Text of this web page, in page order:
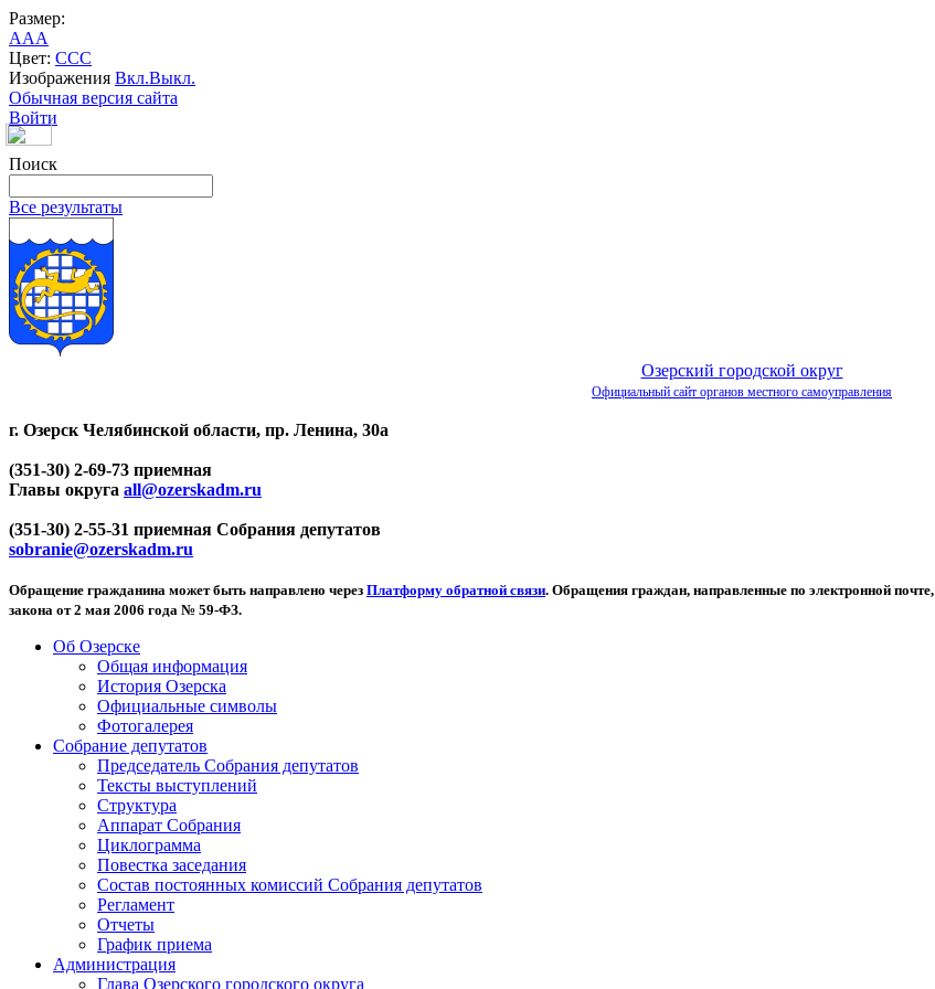
Размер:
AAA
Цвет: CCC
Изображения Вкл.Выкл.
Обычная версия сайта
Войти
Поиск
Все результаты
Озерский городской округ
Официальный сайт органов местного самоуправления
г. Озерск Челябинской области, пр. Ленина, 30а
(351-30) 2-69-73 приемная
Главы округа all@ozerskadm.ru
(351-30) 2-55-31 приемная Собрания депутатов
sobranie@ozerskadm.ru
Обращение гражданина может быть направлено через Платформу обратной связи. Обращения граждан, направленные по электронной почте,
закона от 2 мая 2006 года № 59-ФЗ.
Об Озерске
Общая информация
История Озерска
Официальные символы
Фотогалерея
Собрание депутатов
Председатель Собрания депутатов
Тексты выступлений
Структура
Аппарат Собрания
Циклограмма
Повестка заседания
Состав постоянных комиссий Собрания депутатов
Регламент
Отчеты
График приема
Администрация
Глава Озерского городского округа